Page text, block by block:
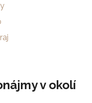
v okolí